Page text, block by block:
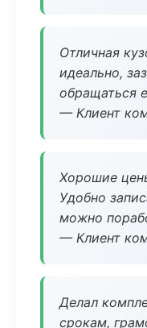
Отличная
идеально,
обращаться
— Клиент
Хорошие
Удобно
можно
— Клиент
Делал
срокам,